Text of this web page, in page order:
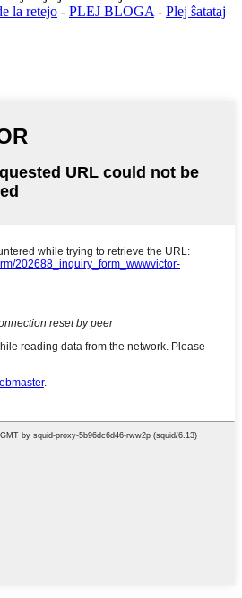
la retejo - PLEJ BLOGA - Plej ŝatataj